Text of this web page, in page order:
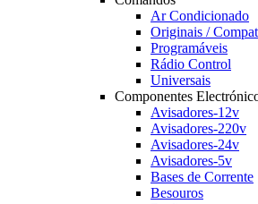
Ar Condicionado
Originais /
Programáveis
Rádio Control
Universais
Componentes
Avisadores-12v
Avisadores-220v
Avisadores-24v
Avisadores-5v
Bases de Corrente
Besouros